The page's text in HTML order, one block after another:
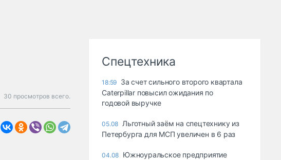
30 просмотров всего.
Спецтехника
18:59 За счет сильного второго квартала
Caterpillar повысил ожидания по
годовой выручке
05.08 Льготный заём на спецтехнику из
Петербурга для МСП увеличен в 6 раз
04.08 Южноуральское предприятие